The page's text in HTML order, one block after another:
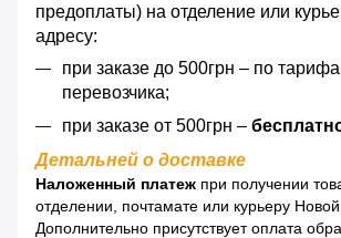
предоплаты) на отделение или
адресу:
при заказе до 500грн – по
перевозчика;
при заказе от 500грн –
Детальней о доставке
Наложенный платеж при получении
отделении, почтамате или курьеру Новой
Дополнительно присутствует оплата